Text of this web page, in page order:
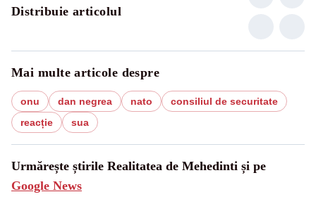
Distribuie articolul
Mai multe articole despre
onu dan negrea nato
consiliul de securitate
reacție
sua
Urmărește știrile Realitatea de Mehedinti și pe
Google News